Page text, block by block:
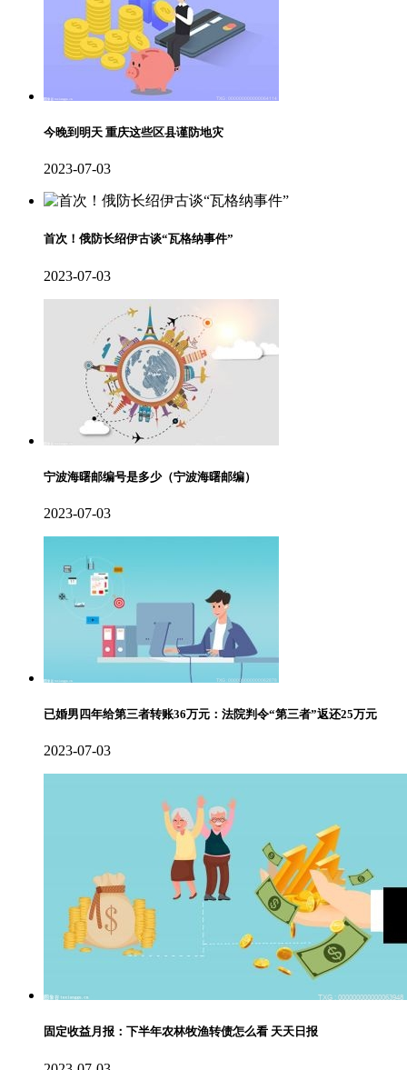
今晚到明天 重庆这些区县谨防地灾
2023-07-03
首次！俄防长绍伊古谈“瓦格纳事件”
2023-07-03
宁波海曙邮编号是多少（宁波海曙邮编）
2023-07-03
已婚男四年给第三者转账36万元：法院判令“第三者”返还25万元
2023-07-03
固定收益月报：下半年农林牧渔转债怎么看 天天日报